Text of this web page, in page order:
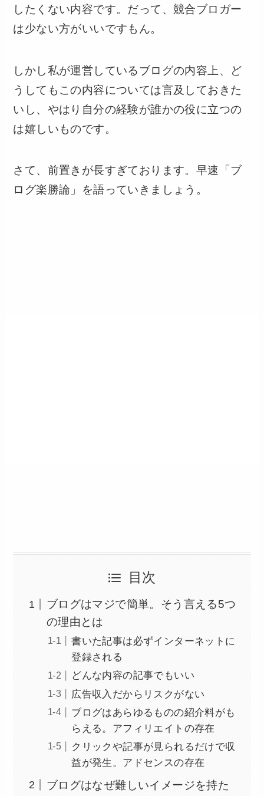
したくない内容です。だって、競合ブロガー
は少ない方がいいですもん。
しかし私が運営しているブログの内容上、ど
うしてもこの内容については言及しておきた
いし、やはり自分の経験が誰かの役に立つの
は嬉しいものです。
さて、前置きが長すぎております。早速「ブ
ログ楽勝論」を語っていきましょう。
目次
ブログはマジで簡単。そう言える5つ
の理由とは
書いた記事は必ずインターネットに
登録される
どんな内容の記事でもいい
広告収入だからリスクがない
ブログはあらゆるものの紹介料がも
らえる。アフィリエイトの存在
クリックや記事が見られるだけで収
益が発生。アドセンスの存在
ブログはなぜ難しいイメージを持た